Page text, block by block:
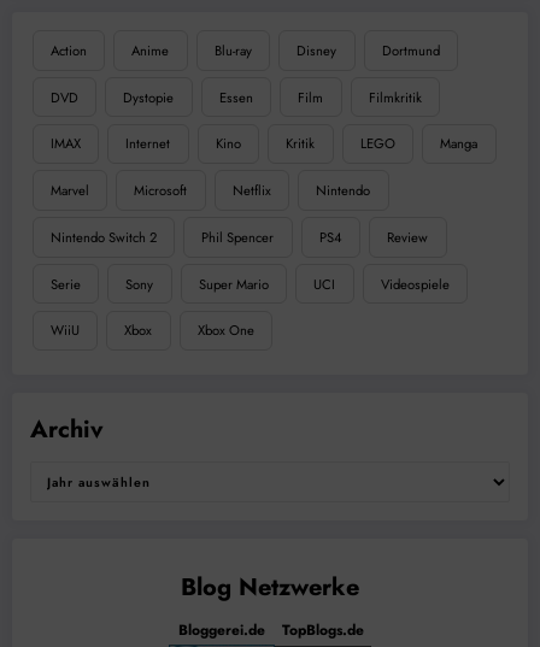
Action Anime Blu-ray Disney Dortmund
DVD Dystopie Essen Film Filmkritik
IMAX Internet Kino Kritik LEGO Manga
Marvel Microsoft Netflix Nintendo
Nintendo Switch 2 Phil Spencer PS4 Review
Serie Sony Super Mario UCI Videospiele
WiiU Xbox Xbox One
Bloggerei.de TopBlogs.de